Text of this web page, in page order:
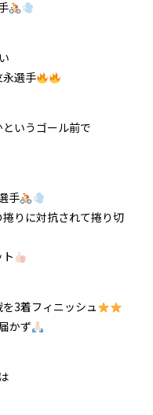
選手
いうゴール前で
手
りに対抗されて捲り切
3着フィニッシュ
かず